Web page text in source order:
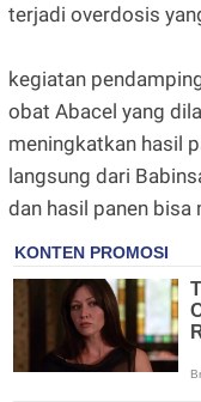
terjadi overdosis
kegiatan
obat Abacel yang
meningkatkan hasil
langsung dari
dan hasil panen bisa